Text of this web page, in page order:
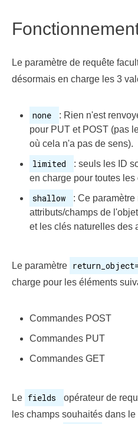
Le paramètre de requête
désormais en charge les 3
none
: Rien n'est
pour PUT et POST (pas
où cela n'a pas de sens).
limited
: seuls les ID
en charge pour toutes les
shallow
: Ce
attributs/champs de
et les clés naturelles des
Le paramètre
charge pour les éléments
Commandes POST
Commandes PUT
Commandes GET
Le fields
opérateur de
les champs souhaités dans